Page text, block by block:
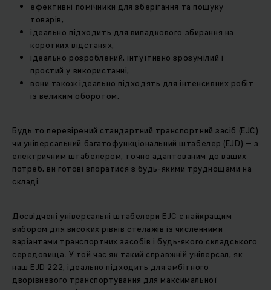
ефективні помічники для зберігання та пошуку
товарів,
ідеально підходить для випадкового збирання на
коротких відстанях,
ідеально розроблений, інтуїтивно зрозумілий і
простий у використанні,
вони також ідеально підходять для інтенсивних робіт
із великим оборотом.
Будь то перевірений стандартний транспортний засіб (EJC)
чи універсальний багатофункціональний штабелер (EJD) – з
електричним штабелером, точно адаптованим до ваших
потреб, ви готові впоратися з будь-якими труднощами на
складі.
Досвідчені універсальні штабелери EJC є найкращим
вибором для високих рівнів стелажів із численними
варіантами транспортних засобів і будь-якого складського
середовища. У той час як такий справжній універсал, як
наш EJD 222, ідеально підходить для амбітного
дворівневого транспортування для максимальної